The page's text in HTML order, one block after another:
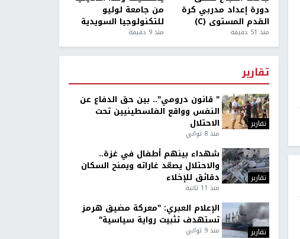
دورة إعداد مدربي كرة
القدم المستوى (C)
منذ 51 دقيقة
من جامعة لوليو
للتكنولوجيا السويدية
منذ 9 دقيقة
تقارير
تقارير
" قانون درومي".. بين حق الدفاع عن
النفس وواقع الفلسطينيين تحت
الاحتلال
منذ 8 ثواني
تقارير
شهداء بينهم أطفال في غزة..
والاحتلال يصعّد غاراته ويمنح السكان
دقائق للإخلاء
منذ 11 ثانية
تقارير
الإعلام العبري: "معركة مضيق هرمز
تستهدف تثبيت رواية سياسية"
منذ 9 ثواني